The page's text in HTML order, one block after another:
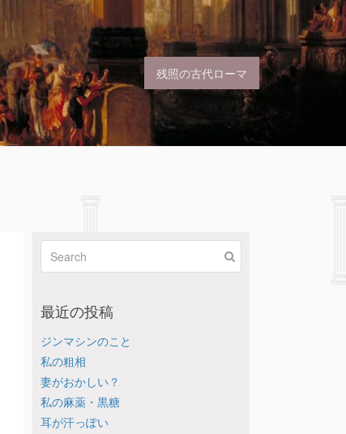
残照の古代ローマ
最近の投稿
ジンマシンのこと
私の粗相
妻がおかしい？
私の麻薬・黒糖
耳が汗っぽい